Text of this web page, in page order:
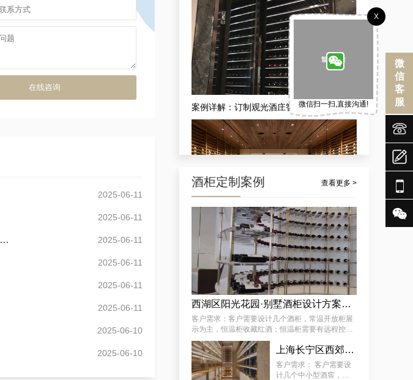
2025-06-11
2025-06-11
现代风格酒窖花园度假别墅怎样设计才显得格调高雅？迈菲定做让您的葡萄酒有个好家 2025-06-11
2025-06-11
2025-06-11
2025-06-11
2025-06-10
2025-06-10
从案例看专业：重庆高级藏酒窖红酒酒庄供应商的现代酒庄法式恒湿藏酒窖定做之道
成功案例分享：订制社交会所防潮酒窖，武隆酒窖订制会所供应商独家揭秘
酒柜定制案例 查看更多 >
西湖区阳光花园·别墅酒柜设计方案推荐
客户需求：客户需要设计几个酒柜，常温开放柜展
示为主，恒温柜收藏红酒；恒温柜需要有远程控制
温湿度功能 。
上海长宁区西郊壹号·会所：中小型酒柜定制解决方案
客户需求： 客户需要设
计几个中小型酒窖，常
微
信
客
服
X
微信扫一扫,直接沟通!




